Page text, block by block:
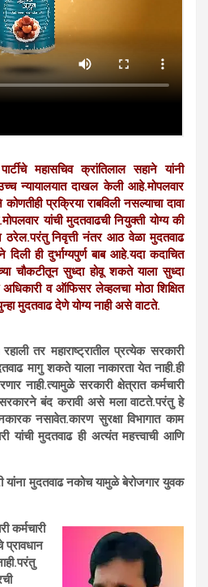
महासचिव क्रांतिलाल सहाने यांनी
न्यायालयात दाखल केली आहे.मोपलवार
प्रक्रिया राबविली नसल्याचा दावा
यांची मुदतवाढची नियुक्ती योग्य की
ठरेल.परंतु निवृत्ती नंतर आठ वेळा मुदतवाढ
ही दुर्भाग्यपुर्ण बाब आहे.यदा कदाचित
चौकटीतून सुध्दा होवू शकते याला सुध्दा
अधिकारी व ऑफिसर लेव्हलचा मोठा शिक्षित
मुदतवाढ देणे योग्य नाही असे वाटते.
तर महाराष्ट्रातील प्रत्येक सरकारी
मागु शकते याला नाकारता येत नाही.ही
नाही.त्यामुळे सरकारी क्षेत्रात कर्मचारी
सरकारने बंद करावी असे मला वाटते.परंतु हे
नसावेत.कारण सुरक्षा विभागात काम
यांची मुदतवाढ ही अत्यंत महत्त्वाची आणि
यांना मुदतवाढ नकोच यामुळे बेरोजगार युवक
कर्मचारी
प्रावधान